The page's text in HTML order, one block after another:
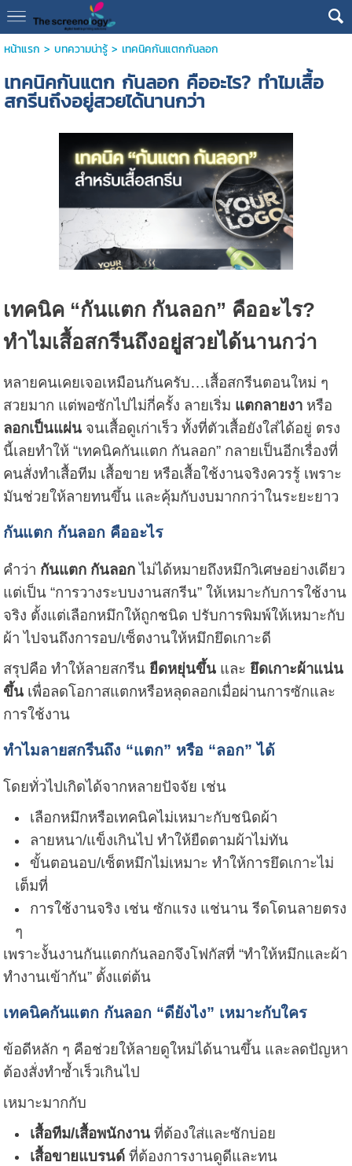
หน้าแรก > บทความน่ารู้> เทคนิคกันแตกกันลอก
เทคนิคกันแตก กันลอก คืออะไร? ทำไมเสื้อ
สกรีนถึงอยู่สวยได้นานกว่า
เทคนิค “กันแตก กันลอก” คืออะไร?
ทำไมเสื้อสกรีนถึงอยู่สวยได้นานกว่า
หลายคนเคยเจอเหมือนกันครับ…เสื้อสกรีนตอนใหม่ ๆ
สวยมาก แต่พอซักไปไม่กี่ครั้ง ลายเริ่ม แตกลายงา หรือ
ลอกเป็นแผ่น จนเสื้อดูเก่าเร็ว ทั้งที่ตัวเสื้อยังใส่ได้อยู่ ตรง
นี้เลยทำให้ “เทคนิคกันแตก กันลอก” กลายเป็นอีกเรื่องที่
คนสั่งทำเสื้อทีม เสื้อขาย หรือเสื้อใช้งานจริงควรรู้ เพราะ
มันช่วยให้ลายทนขึ้น และคุ้มกับงบมากกว่าในระยะยาว
กันแตก กันลอก คืออะไร
คำว่า กันแตก กันลอกไม่ได้หมายถึงหมึกวิเศษอย่างเดียว
แต่เป็น “การวางระบบงานสกรีน” ให้เหมาะกับการใช้งาน
จริง ตั้งแต่เลือกหมึกให้ถูกชนิด ปรับการพิมพ์ให้เหมาะกับ
ผ้า ไปจนถึงการอบ/เซ็ตงานให้หมึกยึดเกาะดี
สรุปคือ ทำให้ลายสกรีน ยืดหยุ่นขึ้น และยึดเกาะผ้าแน่น
ขึ้น เพื่อลดโอกาสแตกหรือหลุดลอกเมื่อผ่านการซักและ
การใช้งาน
ทำไมลายสกรีนถึง “แตก” หรือ “ลอก” ได้
โดยทั่วไปเกิดได้จากหลายปัจจัย เช่น
เลือกหมึกหรือเทคนิคไม่เหมาะกับชนิดผ้า
ลายหนา/แข็งเกินไป ทำให้ยืดตามผ้าไม่ทัน
ขั้นตอนอบ/เซ็ตหมึกไม่เหมาะ ทำให้การยึดเกาะไม่
เต็มที่
การใช้งานจริง เช่น ซักแรง แช่นาน รีดโดนลายตรง
ๆ
เพราะงั้นงานกันแตกกันลอกจึงโฟกัสที่ “ทำให้หมึกและผ้า
ทำงานเข้ากัน” ตั้งแต่ต้น
เทคนิคกันแตก กันลอก “ดียังไง” เหมาะกับใคร
ข้อดีหลัก ๆ คือช่วยให้ลายดูใหม่ได้นานขึ้น และลดปัญหา
ต้องสั่งทำซ้ำเร็วเกินไป
เหมาะมากกับ
เสื้อทีม/เสื้อพนักงาน ที่ต้องใส่และซักบ่อย
เสื้อขายแบรนด์ ที่ต้องการงานดูดีและทน